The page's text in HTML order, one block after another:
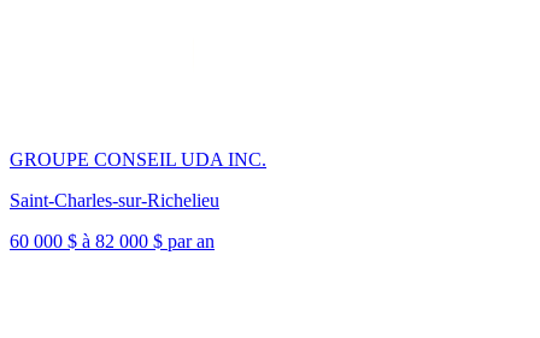
GROUPE CONSEIL UDA INC.
Saint-Charles-sur-Richelieu
60 000 $ à 82 000 $ par an